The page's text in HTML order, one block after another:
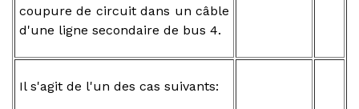
coupure de circuit dans un câble
d'une ligne secondaire de bus 4.
Il s'agit de l'un des cas suivants: